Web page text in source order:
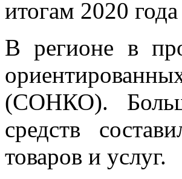
итогам 2020 года
В регионе в
(СОНКО).
средств
товаров и услуг.